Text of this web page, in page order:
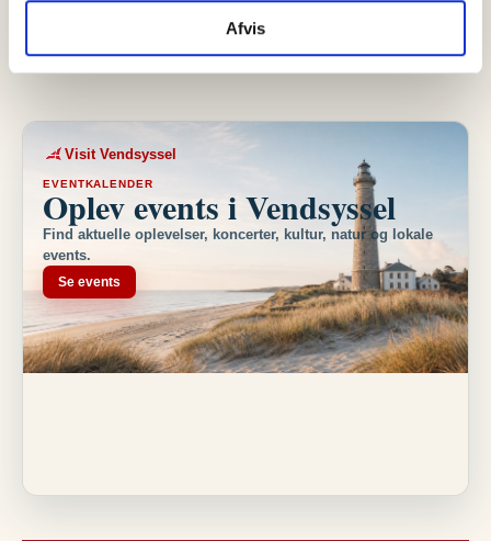
Afvis
lokale håndværksmiljø. Fra i dag, onsdag…
Visit Vendsyssel
EVENTKALENDER
Oplev events i Vendsyssel
Find aktuelle oplevelser, koncerter, kultur, natur og lokale
events.
Se events